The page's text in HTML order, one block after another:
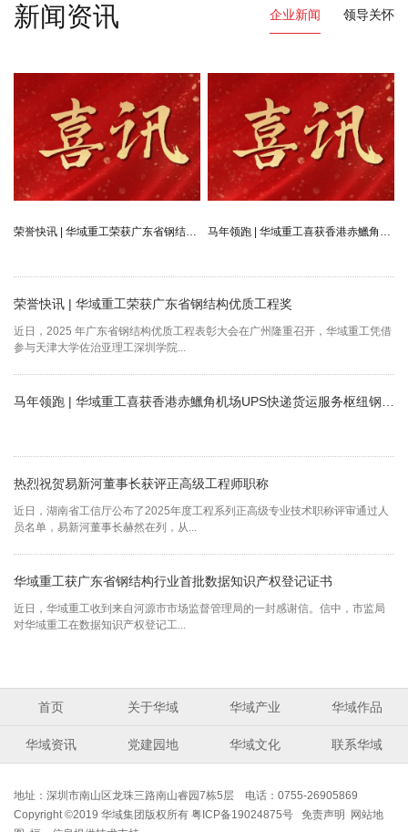
新闻资讯 企业新闻 领导关怀
荣誉快讯 | 华域重工荣获广东省钢结构优质工程奖
近日，2025 年广东省钢结构优质工程表彰大会在广州隆重召开，华域重工凭借
参与天津大学佐治亚理工深圳学院...
热烈祝贺易新河董事长获评正高级工程师职称
近日，湖南省工信厅公布了2025年度工程系列正高级专业技术职称评审通过人
员名单，易新河董事长赫然在列，从...
华域重工获广东省钢结构行业首批数据知识产权登记证书
近日，华域重工收到来自河源市市场监督管理局的一封感谢信。信中，市监局
对华域重工在数据知识产权登记工...
胡春华第一次莅临华域集团视察工作 胡春华第二次莅临华域集团视察工作
胡春华第一次莅临华域集团视察工作
2015年8月19日， 时任中央政治局委员、广东省委书记胡春华第一次莅临华域
集团视察工作。
胡春华第二次莅临华域集团视察工作
2016年5月17日，时任广东省省长朱小丹莅临华域集团视察工作。
何忠友视察华域集团
2015年4月9日，时任河源市委书记何忠友视察华域集团。
首页 关于华域 华域产业 华域作品
华域资讯 党建园地 华域文化 联系华域
地址：深圳市南山区龙珠三路南山睿园7栋5层 电话：0755-26905869
Copyright ©2019 华域集团版权所有 粤ICP备19024875号 免责声明 网站地